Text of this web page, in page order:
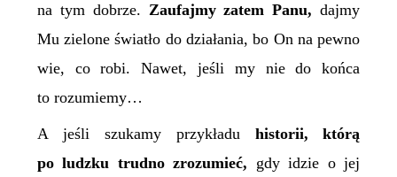
na tym dobrze. Zaufajmy zatem Panu, dajmy
Mu zielone światło do działania, bo On na pewno
wie, co robi. Nawet, jeśli my nie do końca
to rozumiemy…
A jeśli szukamy przykładu historii, którą
po ludzku trudno zrozumieć, gdy idzie o jej